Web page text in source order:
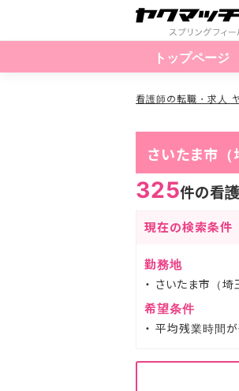
トップページ
看護師の転職・求人
さいたま市
325件の看
現在の検索条件
勤務地
さいたま市（埼
希望条件
平均残業時間